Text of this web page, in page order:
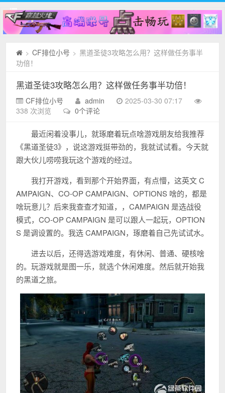
> CF排位小号 > 黑道圣徒3攻略怎么用？这样做任务事半
功倍！
黑道圣徒3攻略怎么用？这样做任务事半功倍！
CF排位小号 admin
2025-03-30 07:17
338 次浏览
0个评论
最近闲着没事儿，就琢磨着玩点啥游戏朋友给我推荐
《黑道圣徒3》，说这游戏挺带劲的，我就试试看。今天就
跟大伙儿唠唠我玩这个游戏的经过。
我打开游戏，看到那个开始界面，有点懵，这英文 C
AMPAIGN、CO-OP CAMPAIGN、OPTIONS 啥的，都是
啥玩意儿？后来我查查才知道，，CAMPAIGN 是选战役
模式，CO-OP CAMPAIGN 是可以跟人一起玩，OPTION
S 是调设置的。我选 CAMPAIGN，琢磨着自己先试试水。
进去以后，还得选游戏难度，有休闲、普通、硬核啥
的。玩游戏就是图一乐，就选个休闲难度。然后就开始我
的黑道之旅。